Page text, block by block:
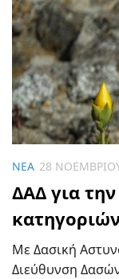
ΝΈΑ 28
ΔΑΔ για
Με Δασική
Διεύθυνση